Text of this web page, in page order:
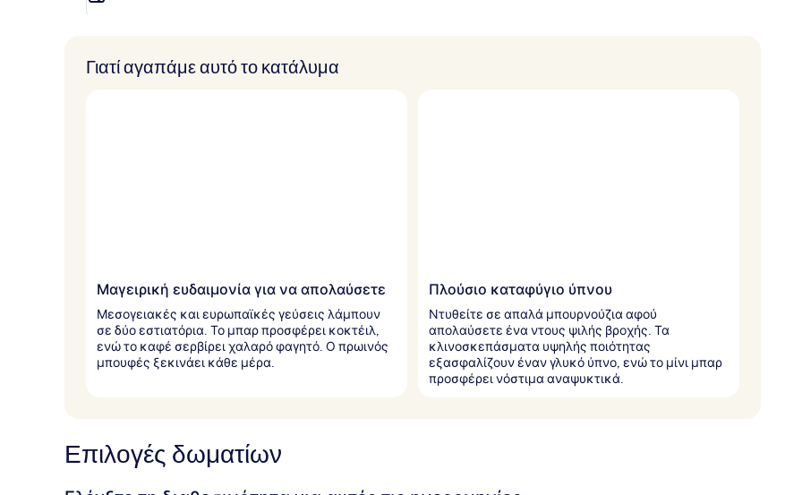
Γιατί αγαπάμε αυτό το κατάλυμα
Μαγειρική ευδαιμονία για να απολαύσετε
Μεσογειακές και ευρωπαϊκές γεύσεις λάμπουν
σε δύο εστιατόρια. Το μπαρ προσφέρει κοκτέιλ,
ενώ το καφέ σερβίρει χαλαρό φαγητό. Ο πρωινός
μπουφές ξεκινάει κάθε μέρα.
Πλούσιο καταφύγιο ύπνου
Ντυθείτε σε απαλά μπουρνούζια αφού
απολαύσετε ένα ντους ψιλής βροχής. Τα
κλινοσκεπάσματα υψηλής ποιότητας
εξασφαλίζουν έναν γλυκό ύπνο, ενώ το μίνι μπαρ
προσφέρει νόστιμα αναψυκτικά.
Επιλογές δωματίων